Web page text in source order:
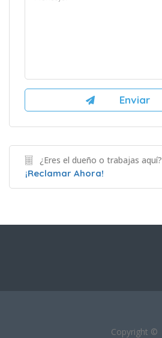
¿Eres el dueño o trabajas aquí?
¡Reclamar Ahora!
Copyright ©